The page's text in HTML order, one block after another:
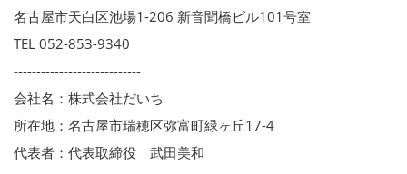
名古屋市天白区池場1-206 新音聞橋ビル101号室
TEL 052-853-9340
----------------------------
会社名：株式会社だいち
所在地：名古屋市瑞穂区弥富町緑ヶ丘17-4
代表者：代表取締役 武田美和